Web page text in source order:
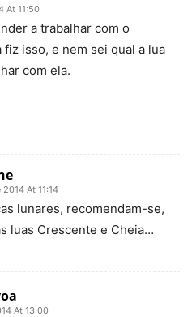
At 11:50
a trabalhar com o
fiz isso, e nem sei qual a lua
com ela.
At 11:14
lunares, recomendam-se,
luas Crescente e Cheia…
At 13:00